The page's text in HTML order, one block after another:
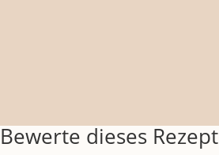
Bewerte dieses Rezept